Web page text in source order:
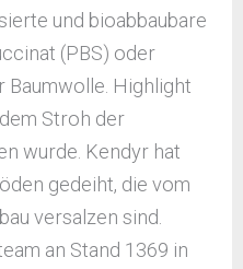
und bioabbaubare
(PBS) oder
Baumwolle. Highlight
Stroh der
wurde. Kendyr hat
gedeiht, die vom
versalzen sind.
an Stand 1369 in